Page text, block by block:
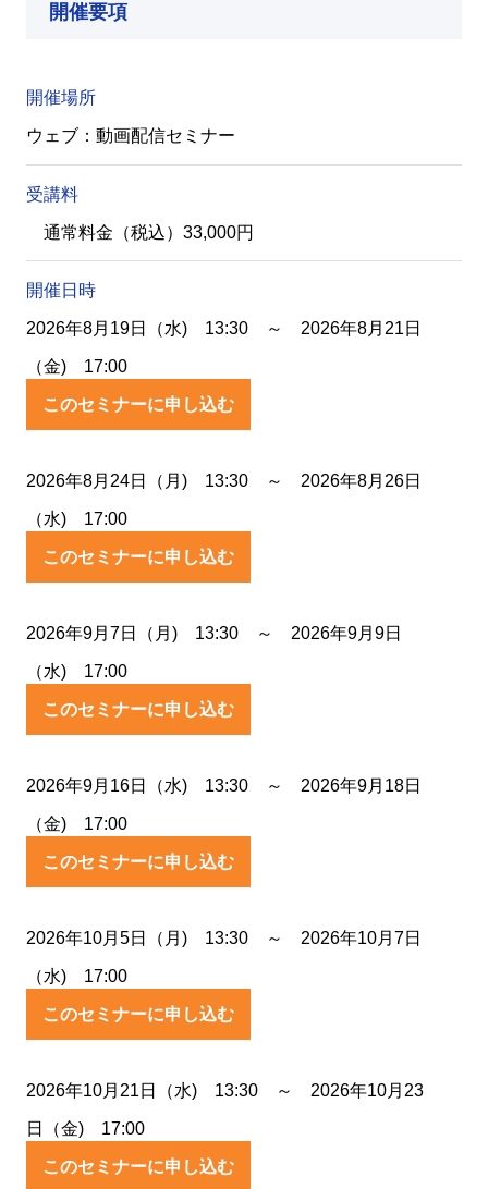
開催要項
開催場所
ウェブ：動画配信セミナー
受講料
通常料金（税込）33,000円
開催日時
2026年8月19日（水) 13:30 ～ 2026年8月21日
（金) 17:00
このセミナーに申し込む
2026年8月24日（月) 13:30 ～ 2026年8月26日
（水) 17:00
このセミナーに申し込む
2026年9月7日（月) 13:30 ～ 2026年9月9日
（水) 17:00
このセミナーに申し込む
2026年9月16日（水) 13:30 ～ 2026年9月18日
（金) 17:00
このセミナーに申し込む
2026年10月5日（月) 13:30 ～ 2026年10月7日
（水) 17:00
このセミナーに申し込む
2026年10月21日（水) 13:30 ～ 2026年10月23
日（金) 17:00
このセミナーに申し込む